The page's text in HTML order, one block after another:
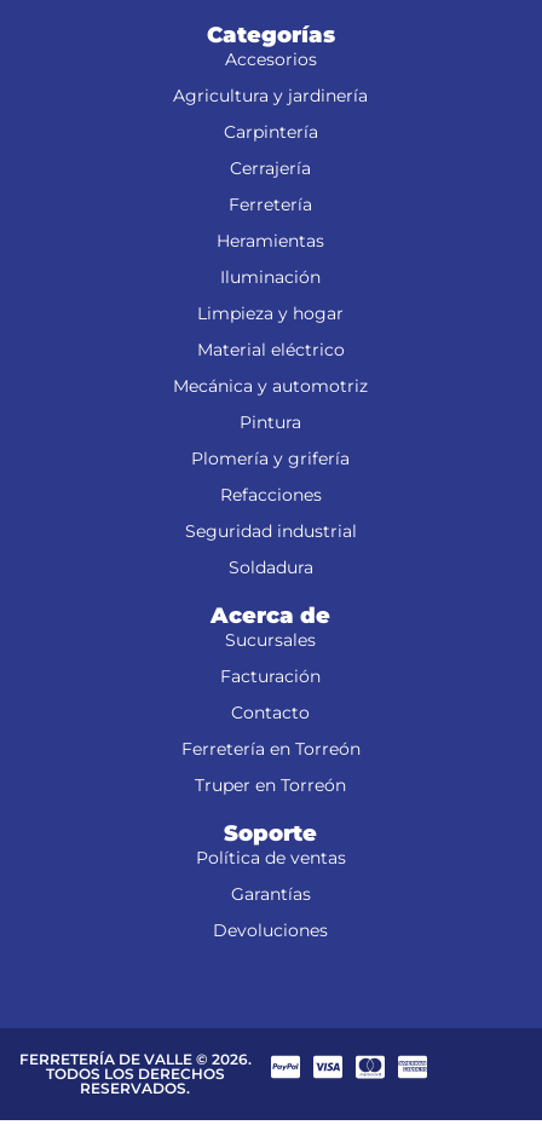
Categorías
Accesorios
Agricultura y jardinería
Carpintería
Cerrajería
Ferretería
Heramientas
Iluminación
Limpieza y hogar
Material eléctrico
Mecánica y automotriz
Pintura
Plomería y grifería
Refacciones
Seguridad industrial
Soldadura
Acerca de
Sucursales
Facturación
Contacto
Ferretería en Torreón
Truper en Torreón
Soporte
Política de ventas
Garantías
Devoluciones
FERRETERÍA DE VALLE © 2026.
TODOS LOS DERECHOS
RESERVADOS.